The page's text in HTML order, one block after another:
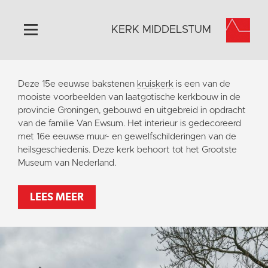
Home
Algemeen
Historie
Omgeving
Het Grootste Museum
Steun ons
KERK MIDDELSTUM
Deze 15e eeuwse bakstenen kruiskerk is een van de
mooiste voorbeelden van laatgotische kerkbouw in de
provincie Groningen, gebouwd en uitgebreid in opdracht
van de familie Van Ewsum. Het interieur is gedecoreerd
met 16e eeuwse muur- en gewelfschilderingen van de
heilsgeschiedenis. Deze kerk behoort tot het Grootste
Museum van Nederland.
LEES MEER